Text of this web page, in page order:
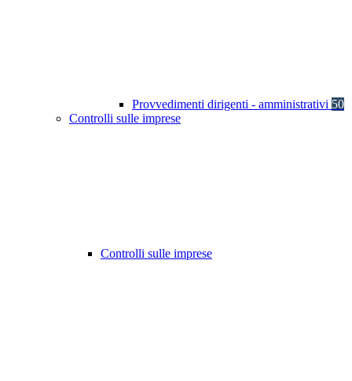
Provvedimenti dirigenti - amministrativi 50
Controlli sulle imprese
Controlli sulle imprese